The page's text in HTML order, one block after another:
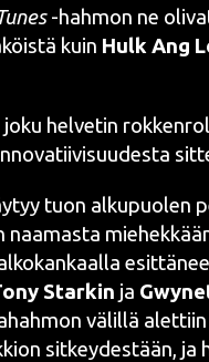
-hah­mon ne
kuin HulkAng
hel­ve­tin
tuon alku­puo­len
naa­mas­ta
Star­kin ja
välil­lä
sit­key­des­tään, ja